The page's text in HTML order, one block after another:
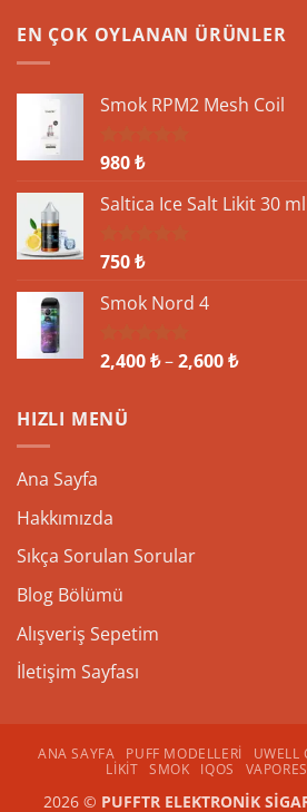
Hakkında
Cevap
EN ÇOK OYLANAN ÜRÜNLER
Smok RPM2 Mesh Coil
5 üzerinden
aldı
980₺
Saltica Ice Salt Likit 30 ml
5 üzerinden
aldı
750₺
Smok Nord 4
5 üzerinden
5.00
2,400₺–2,600₺Fiyat
HIZLI MENÜ
Ana Sayfa
Hakkımızda
Sıkça Sorulan Sorular
Blog Bölümü
Alışveriş Sepetim
İletişim Sayfası
ANA SAYFA PUFF MODELLERI UWELL
LIKIT SMOK IQOS
2026 © PUFFTR ELEKTRONİK